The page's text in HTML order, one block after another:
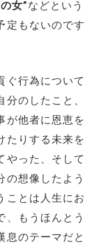
女”などという
定もないのです
ぐ行為について
のしたこと、
が他者に恩恵を
たりする未来を
やった、そして
の想像したよう
ことは人生にお
、もうほんとう
息のテーマだと